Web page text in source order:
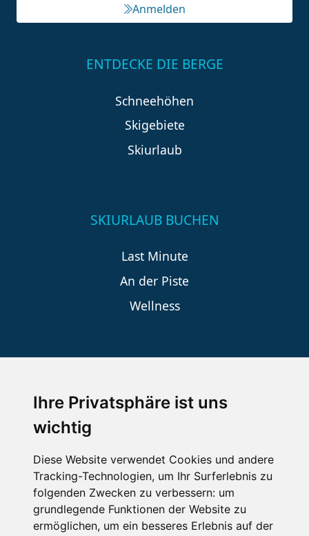
Ihre Privatsphäre ist uns
wichtig
Diese Website verwendet Cookies und andere
Tracking-Technologien, um Ihr Surferlebnis zu
folgenden Zwecken zu verbessern: um
grundlegende Funktionen der Website zu
ermöglichen, um ein besseres Erlebnis auf der
Anmelden
ENTDECKE DIE BERGE
Schneehöhen
Skigebiete
Skiurlaub
SKIURLAUB BUCHEN
Last Minute
An der Piste
Wellness
Die Schneehoehen Ski APP für iOS und Android - Ein
Muss für alle Wintersportler und Schneefreaks!